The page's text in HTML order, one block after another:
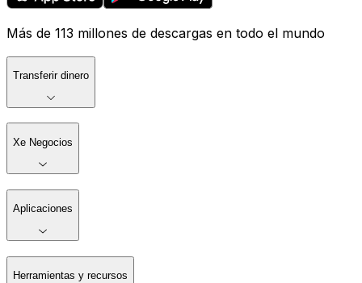
Más de 113 millones de descargas en todo el mundo
Transferir dinero
Xe Negocios
Aplicaciones
Herramientas y recursos